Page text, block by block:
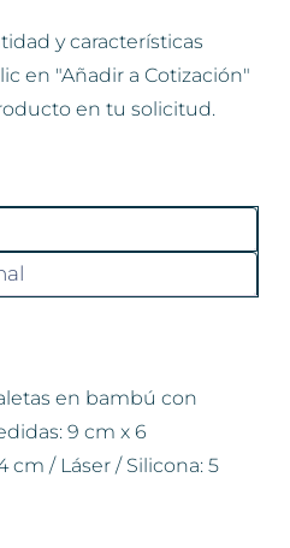
y características
en "Añadir a Cotización"
en tu solicitud.
en bambú con
9 cm x 6
cm / Láser / Silicona: 5